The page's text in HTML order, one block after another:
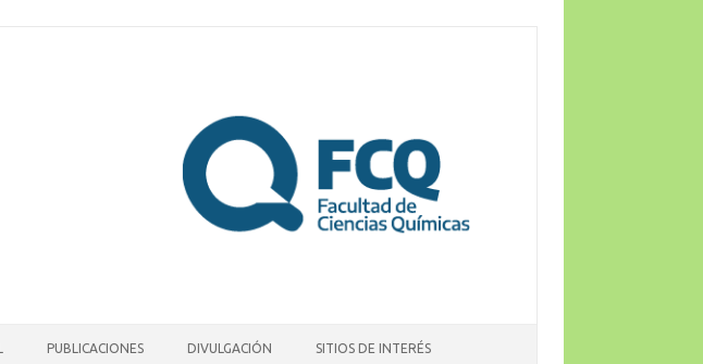
PUBLICACIONES DIVULGACIÓN SITIOS DE INTERÉS